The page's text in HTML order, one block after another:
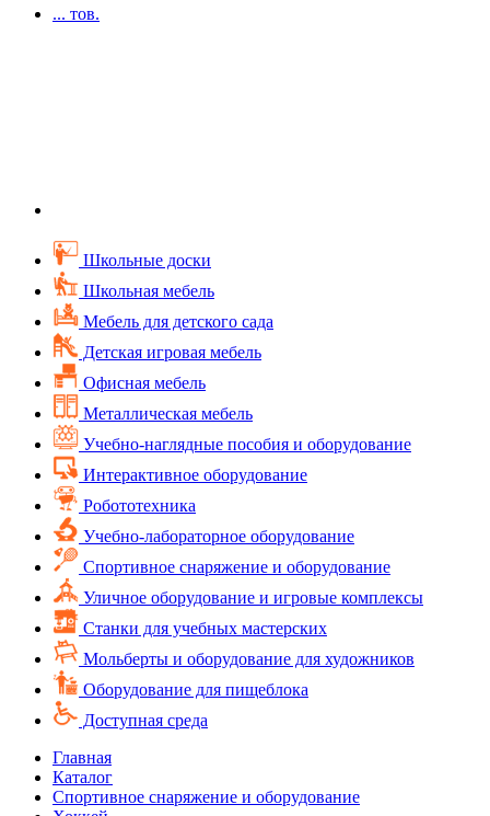
... тов.
Школьные доски
Школьная мебель
Мебель для детского сада
Детская игровая мебель
Офисная мебель
Металлическая мебель
Учебно-наглядные пособия и оборудование
Интерактивное оборудование
Робототехника
Учебно-лабораторное оборудование
Спортивное снаряжение и оборудование
Уличное оборудование и игровые комплексы
Cтанки для учебных мастерских
Мольберты и оборудование для художников
Оборудование для пищеблока
Доступная среда
Главная
Каталог
Спортивное снаряжение и оборудование